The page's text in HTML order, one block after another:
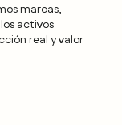
marcas,
activos
real y valor